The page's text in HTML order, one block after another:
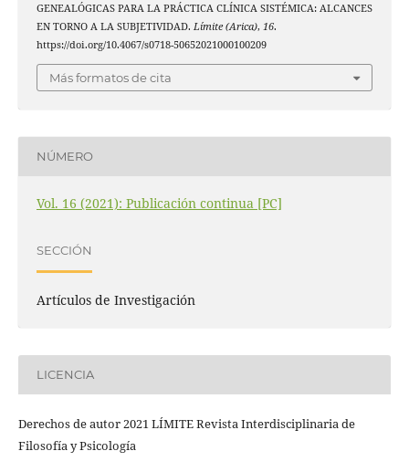
GENEALÓGICAS PARA LA PRÁCTICA CLÍNICA SISTÉMICA: ALCANCES
EN TORNO A LA SUBJETIVIDAD. Límite (Arica), 16.
https://doi.org/10.4067/s0718-50652021000100209
Más formatos de cita
NÚMERO
Vol. 16 (2021): Publicación continua [PC]
SECCIÓN
Artículos de Investigación
LICENCIA
Derechos de autor 2021 LÍMITE Revista Interdisciplinaria de
Filosofía y Psicología